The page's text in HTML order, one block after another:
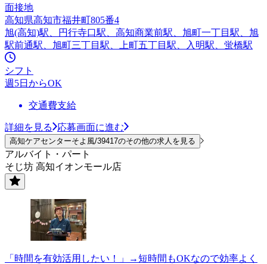
面接地
高知県高知市福井町805番4
旭(高知)駅、円行寺口駅、高知商業前駅、旭町一丁目駅、旭
駅前通駅、旭町三丁目駅、上町五丁目駅、入明駅、蛍橋駅
シフト
週5日からOK
交通費支給
詳細を見る 応募画面に進む
高知ケアセンターそよ風/39417のその他の求人を見る
アルバイト・パート
そじ坊 高知イオンモール店
「時間を有効活用したい！」→短時間もOKなので効率よく